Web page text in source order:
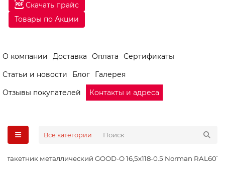
Скачать прайс
Товары по Акции
О компании Доставка Оплата
Сертификаты
Статьи и новости
Блог
Галерея
Отзывы покупателей
Контакты и адреса
Все категории
Штакетник металлический GOOD-O 16,5х118-0.5 Norman RAL6019